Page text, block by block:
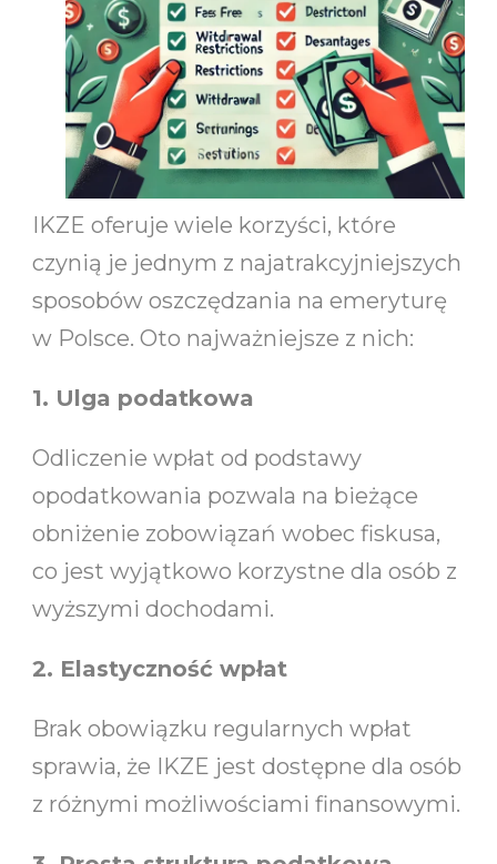
IKZE oferuje wiele korzyści, które
czynią je jednym z najatrakcyjniejszych
sposobów oszczędzania na emeryturę
w Polsce. Oto najważniejsze z nich:
1. Ulga podatkowa
Odliczenie wpłat od podstawy
opodatkowania pozwala na bieżące
obniżenie zobowiązań wobec fiskusa,
co jest wyjątkowo korzystne dla osób z
wyższymi dochodami.
2. Elastyczność wpłat
Brak obowiązku regularnych wpłat
sprawia, że IKZE jest dostępne dla osób
z różnymi możliwościami finansowymi.